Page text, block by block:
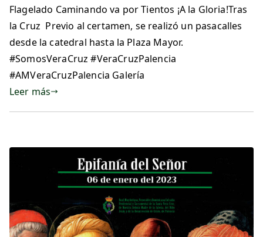
Flagelado Caminando va por Tientos ¡A la Gloria!Tras
la Cruz Previo al certamen, se realizó un pasacalles
desde la catedral hasta la Plaza Mayor.
#SomosVeraCruz #VeraCruzPalencia
#AMVeraCruzPalencia Galería
Leer más